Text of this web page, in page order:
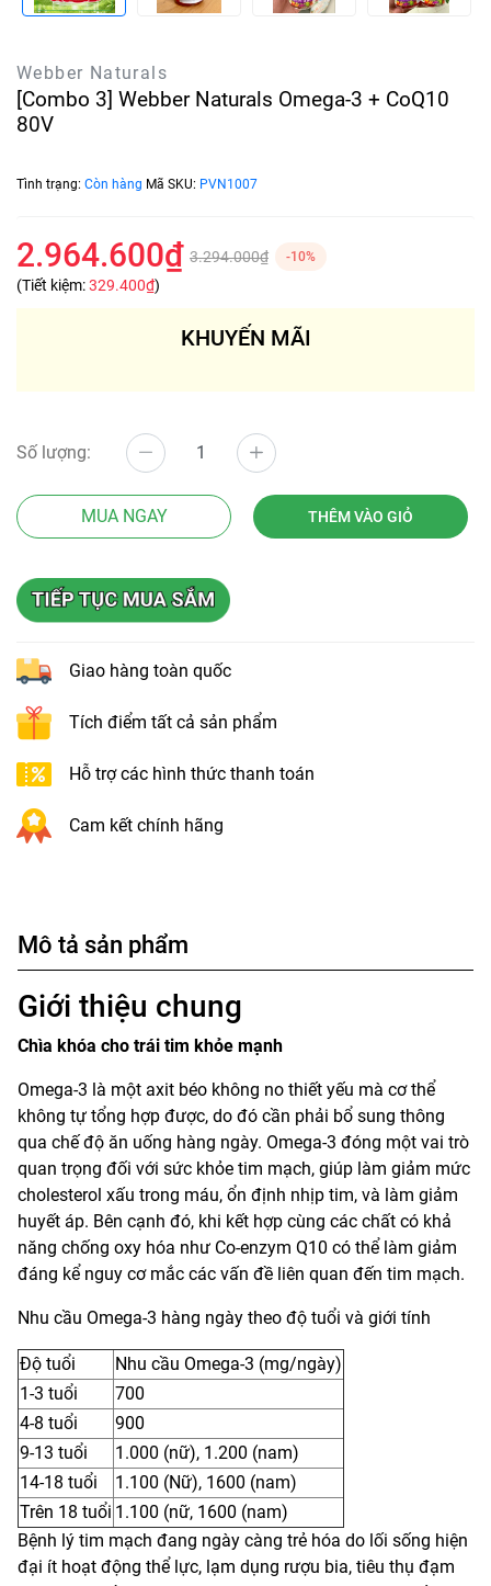
Webber Naturals
[Combo 3] Webber Naturals Omega-3 + CoQ10
80V
Tình trạng: Còn hàng Mã SKU: PVN1007
2.964.600₫ 3.294.000₫ -10%
(Tiết kiệm:329.400₫)
KHUYẾN MÃI
Số lượng:
MUA NGAY THÊM VÀO GIỎ
Giao hàng toàn quốc
Tích điểm tất cả sản phẩm
Hỗ trợ các hình thức thanh toán
Cam kết chính hãng
Mô tả sản phẩm
Giới thiệu chung
Chìa khóa cho trái tim khỏe mạnh
Omega-3 là một axit béo không no thiết yếu mà cơ thể
không tự tổng hợp được, do đó cần phải bổ sung thông
qua chế độ ăn uống hàng ngày. Omega-3 đóng một vai trò
quan trọng đối với sức khỏe tim mạch, giúp làm giảm mức
cholesterol xấu trong máu, ổn định nhịp tim, và làm giảm
huyết áp. Bên cạnh đó, khi kết hợp cùng các chất có khả
năng chống oxy hóa như Co-enzym Q10 có thể làm giảm
đáng kể nguy cơ mắc các vấn đề liên quan đến tim mạch.
Nhu cầu Omega-3 hàng ngày theo độ tuổi và giới tính
Độ tuổi
Nhu cầu Omega-3 (mg/ngày)
1-3 tuổi
700
4-8 tuổi
900
9-13 tuổi
1.000 (nữ), 1.200 (nam)
14-18 tuổi
1.100 (Nữ), 1600 (nam)
Trên 18 tuổi 1.100 (nữ, 1600 (nam)
Bệnh lý tim mạch đang ngày càng trẻ hóa do lối sống hiện
đại ít hoạt động thể lực, lạm dụng rượu bia, tiêu thụ đạm